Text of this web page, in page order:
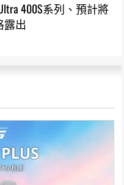
400S系列、預計將
露出